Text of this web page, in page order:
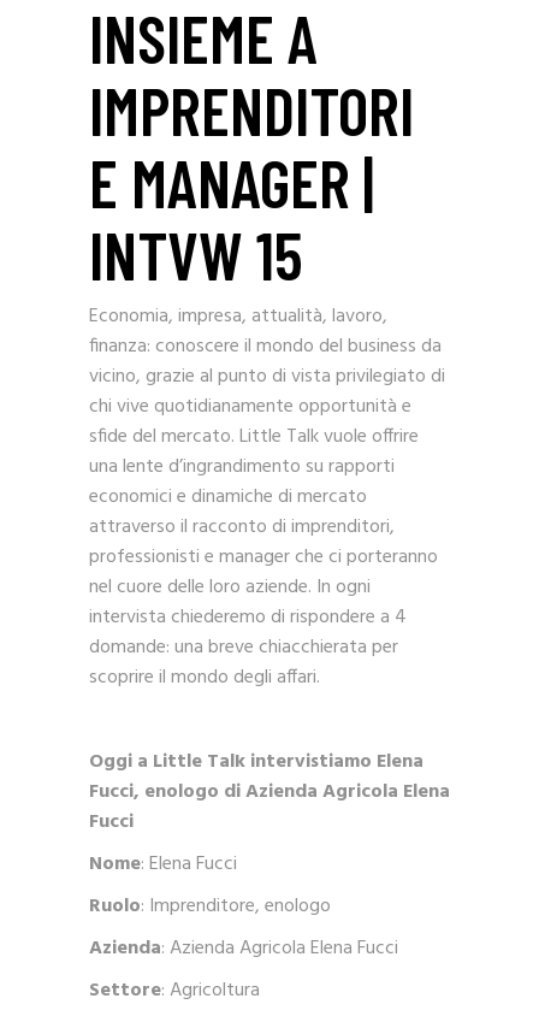
INSIEME A
IMPRENDITORI
E MANAGER |
INTVW 15
Economia, impresa, attualità, lavoro,
finanza: conoscere il mondo del business da
vicino, grazie al punto di vista privilegiato di
chi vive quotidianamente opportunità e
sfide del mercato. Little Talk vuole offrire
una lente d’ingrandimento su rapporti
economici e dinamiche di mercato
attraverso il racconto di imprenditori,
professionisti e manager che ci porteranno
nel cuore delle loro aziende. In ogni
intervista chiederemo di rispondere a 4
domande: una breve chiacchierata per
scoprire il mondo degli affari.
Oggi a Little Talk intervistiamo Elena
Fucci, enologo di Azienda Agricola Elena
Fucci
Nome: Elena Fucci
Ruolo: Imprenditore, enologo
Azienda: Azienda Agricola Elena Fucci
Settore: Agricoltura